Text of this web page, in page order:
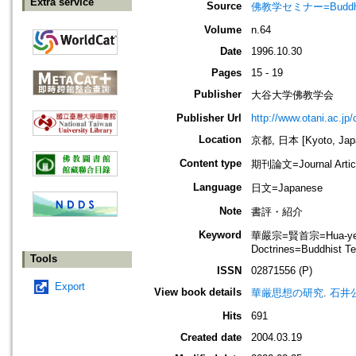
Tools
Export
Source
佛教学セミナー
Volume
n.64
Date
1996.10.30
Pages
15 - 19
Publisher
大谷大学佛教学会
Publisher Url
http://
Location
京都, 日本 [Kyoto,
Content type
期刊論文=Journal
Language
日文=Japanese
Note
書評・紹介
Keyword
華嚴宗=賢首宗=Hua-
Doctrines=Buddhist
ISSN
02871556 (P)
View book details
華厳思想の研究. 石井
Hits
691
Created date
2004.03.19